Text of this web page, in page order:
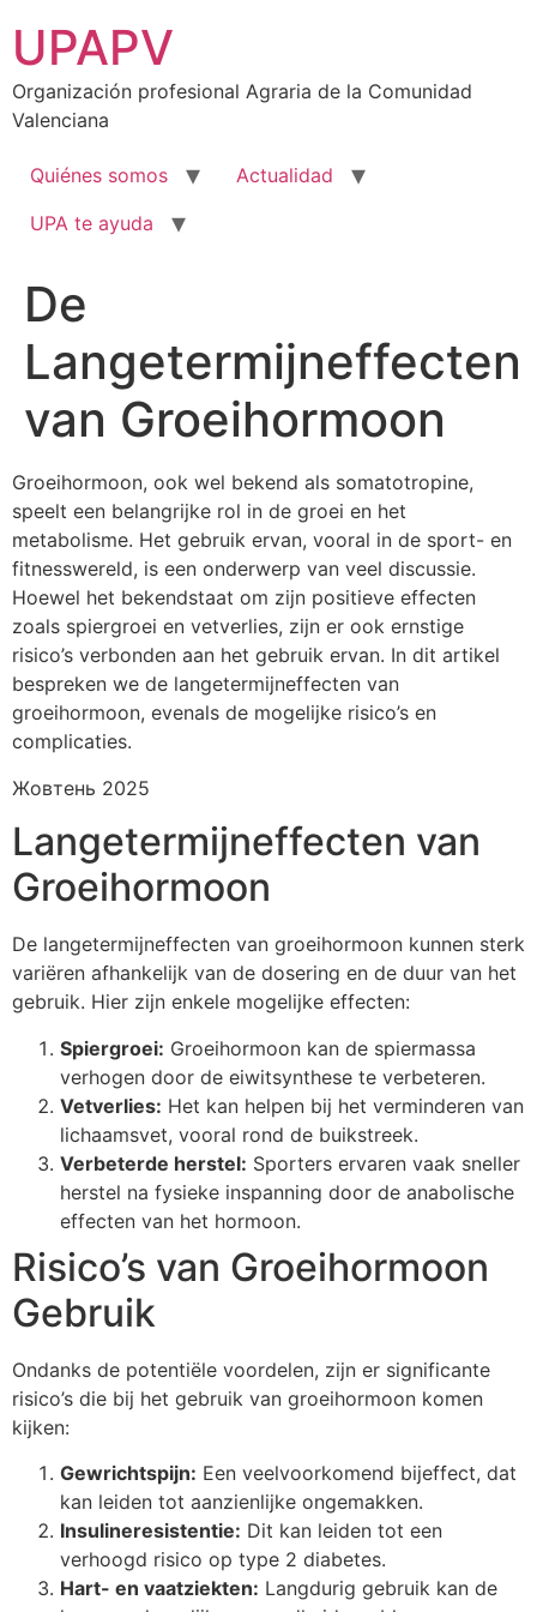
contenido
UPAPV
Organización profesional Agraria de la Comunidad
Valenciana
Quiénes somos
Actualidad
UPA te ayuda
De
Langetermijneffecten
van Groeihormoon
Groeihormoon, ook wel bekend als somatotropine,
speelt een belangrijke rol in de groei en het
metabolisme. Het gebruik ervan, vooral in de sport- en
fitnesswereld, is een onderwerp van veel discussie.
Hoewel het bekendstaat om zijn positieve effecten
zoals spiergroei en vetverlies, zijn er ook ernstige
risico’s verbonden aan het gebruik ervan. In dit artikel
bespreken we de langetermijneffecten van
groeihormoon, evenals de mogelijke risico’s en
complicaties.
Жовтень 2025
Langetermijneffecten van
Groeihormoon
De langetermijneffecten van groeihormoon kunnen sterk
variëren afhankelijk van de dosering en de duur van het
gebruik. Hier zijn enkele mogelijke effecten:
Spiergroei: Groeihormoon kan de spiermassa
verhogen door de eiwitsynthese te verbeteren.
Vetverlies: Het kan helpen bij het verminderen van
lichaamsvet, vooral rond de buikstreek.
Verbeterde herstel: Sporters ervaren vaak sneller
herstel na fysieke inspanning door de anabolische
effecten van het hormoon.
Risico’s van Groeihormoon
Gebruik
Ondanks de potentiële voordelen, zijn er significante
risico’s die bij het gebruik van groeihormoon komen
kijken:
Gewrichtspijn: Een veelvoorkomend bijeffect, dat
kan leiden tot aanzienlijke ongemakken.
Insulineresistentie: Dit kan leiden tot een
verhoogd risico op type 2 diabetes.
Hart- en vaatziekten: Langdurig gebruik kan de